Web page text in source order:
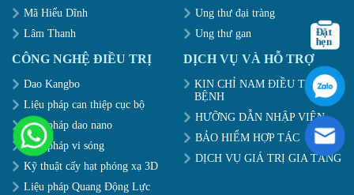
Mã Hiểu Dĩnh
Lâm Thanh
Ung thư đại tràng
Ung thư gan
CÔNG NGHỆ ĐIỀU TRỊ
Dao Kangbo
Liệu pháp can thiệp cục bộ
Liệu pháp dao nano
Liệu pháp vi sóng
Kỹ thuật cấy hạt phóng xạ 3D
Liệu pháp Quang Động Lực
DỊCH VỤ VÀ HỖ TRỢ
KIN CHỈ NAM ĐIỀU TRỊ
BỆNH
HƯỠNG DẪN NHẬP VIỆN
BẢO HIỂM HỢP TÁC
DỊCH VỤ GIÁ TRỊ GIA TĂNG